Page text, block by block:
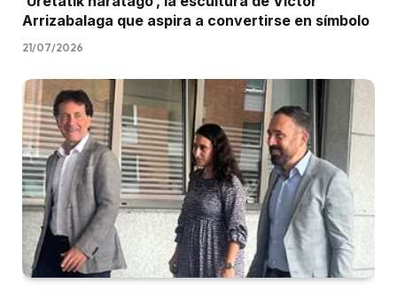
Arrizabalaga que aspira a convertirse en símbolo
21/07/2026